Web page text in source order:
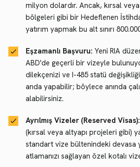
milyon dolardır. Ancak, kırsal
bölgeleri gibi bir Hedeflenen
yatırım yapmak bu alt sınırı
Eşzamanlı Başvuru: Yeni RIA
ABD'de geçerli bir vizeyle
dilekçenizi ve I-485 statü
anda yapabilir; böylece anında
alabilirsiniz.
Ayrılmış Vizeler (Reserved Visas):
(kırsal veya altyapı projeleri gibi)
standart vize bültenindeki devasa
atlamanızı sağlayan özel kotalı